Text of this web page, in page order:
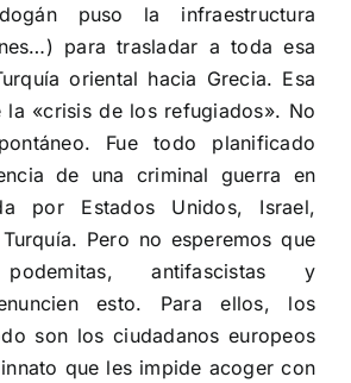
puso la infraestructura
para trasladar a toda esa
oriental hacia Grecia. Esa
la «crisis de los refugiados». No
Fue todo planificado
de una criminal guerra en
por Estados Unidos, Israel,
Pero no esperemos que
podemitas, antifascistas y
esto. Para ellos, los
son los ciudadanos europeos
que les impide acoger con